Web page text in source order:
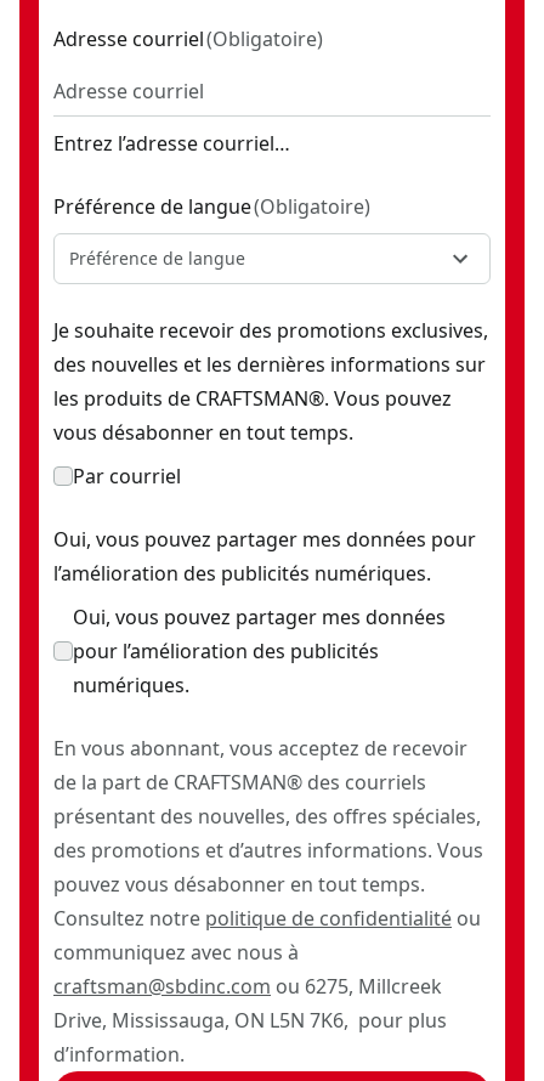
Adresse courriel(Obligatoire)
Entrez l’adresse courriel…
Préférence de langue(Obligatoire)
Préférence de langue
Je souhaite recevoir des promotions exclusives,
des nouvelles et les dernières informations sur
les produits de CRAFTSMAN®. Vous pouvez
vous désabonner en tout temps.
Par courriel
Oui, vous pouvez partager mes données pour
l’amélioration des publicités numériques.
Oui, vous pouvez partager mes données
pour l’amélioration des publicités
numériques.
En vous abonnant, vous acceptez de recevoir
de la part de CRAFTSMAN® des courriels
présentant des nouvelles, des offres spéciales,
des promotions et d’autres informations. Vous
pouvez vous désabonner en tout temps.
Consultez notre politique de confidentialité ou
communiquez avec nous à
craftsman@sbdinc.com ou 6275, Millcreek
Drive, Mississauga, ON L5N 7K6, pour plus
d’information.